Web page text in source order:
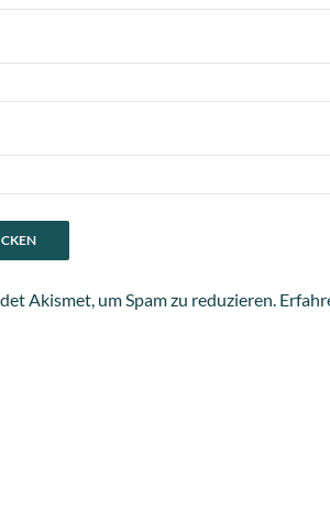
Akismet, um Spam zu reduzieren.